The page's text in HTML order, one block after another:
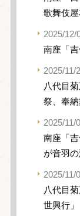
歌舞伎
2025/12/
南座「
2025/11/
八代目
祭、奉
2025/11/
南座「
が音羽
2025/11/
八代目
世興行」